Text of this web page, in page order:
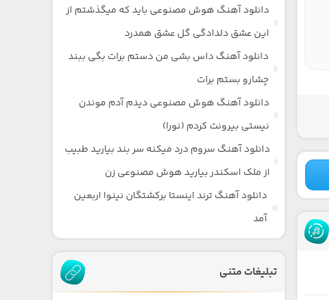
دانلود آهنگ هوش مصنوعی باید که میگذشتم از
این عشق دلدادگی گل عشق همدرد
دانلود آهنگ داس بشی من دستم برات بگی ببند
چشارو بستم برات
دانلود آهنگ هوش مصنوعی دیدم آدم موندن
نیستی بیرونت کردم (نورا)
دانلود آهنگ سروم درد میکنه سر بند بیارید طبیب
از ملک اسکندر بیارید هوش مصنوعی زن
دانلود آهنگ ترند اینستا برکشتگان نینوا اربعین
آمد
تبلیغات متنی